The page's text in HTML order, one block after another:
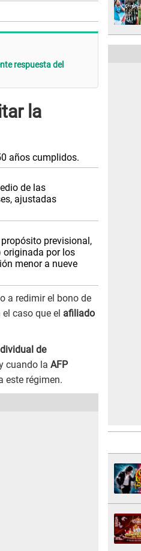
respuesta del
la
años cumplidos.
de las
ajustadas
previsional,
originada por los
menor a nueve
a redimir el bono de
caso que el afiliado
de
cuando la AFP
este régimen.